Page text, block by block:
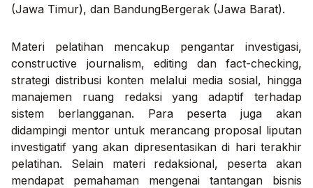
(Jawa Timur), dan BandungBergerak (Jawa Barat).
Materi pelatihan mencakup pengantar investigasi,
constructive journalism, editing dan fact-checking,
strategi distribusi konten melalui media sosial, hingga
manajemen ruang redaksi yang adaptif terhadap
sistem berlangganan. Para peserta juga akan
didampingi mentor untuk merancang proposal liputan
investigatif yang akan dipresentasikan di hari terakhir
pelatihan. Selain materi redaksional, peserta akan
mendapat pemahaman mengenai tantangan bisnis